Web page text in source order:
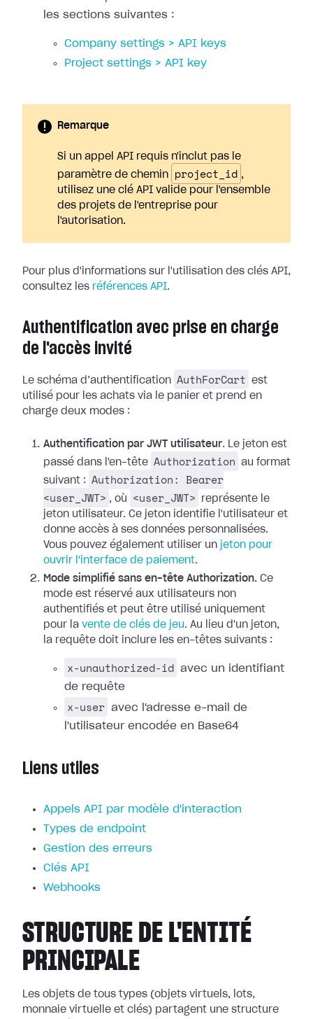
les sections suivantes :
Company settings > API keys
Project settings > API key
Remarque
Si un appel API requis n'inclut pas le
paramètre de chemin
project_id ,
utilisez une clé API valide pour l'ensemble
des projets de l'entreprise pour
l'autorisation.
Pour plus d'informations sur l'utilisation des clés API,
consultez les références API.
Authentification avec prise en charge
de l'accès invité
Le schéma d’authentification AuthForCart
est
utilisé pour les achats via le panier et prend en
charge deux modes :
Authentification par JWT utilisateur. Le jeton est
passé dans l'en-tête Authorization
au format
suivant :
Authorization: Bearer
<user_JWT> , où <user_JWT>
représente le
jeton utilisateur. Ce jeton identifie l'utilisateur et
donne accès à ses données personnalisées.
Vous pouvez également utiliser un jeton pour
ouvrir l'interface de paiement.
Mode simplifié sans en-tête Authorization. Ce
mode est réservé aux utilisateurs non
authentifiés et peut être utilisé uniquement
pour la vente de clés de jeu . Au lieu d'un jeton,
la requête doit inclure les en-têtes suivants :
x-unauthorized-id avec un identifiant
de requête
x-user avec l'adresse e-mail de
l'utilisateur encodée en Base64
Liens utiles
Appels API par modèle d'interaction
Types de endpoint
Gestion des erreurs
Clés API
Webhooks
STRUCTURE DE L'ENTITÉ
PRINCIPALE
Les objets de tous types (objets virtuels, lots,
monnaie virtuelle et clés) partagent une structure